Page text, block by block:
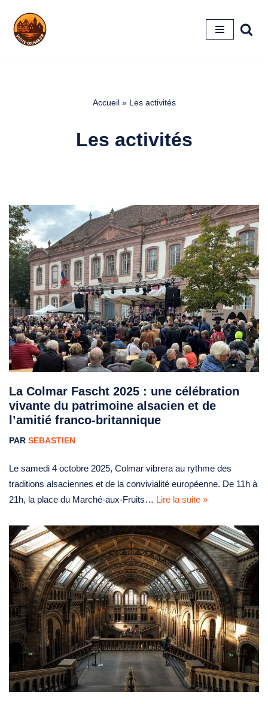
Aller
Accueil» Les activités
Les activités
La Colmar Fascht 2025 : une célébration
vivante du patrimoine alsacien et de
l’amitié franco-britannique
PAR SEBASTIEN
Le samedi 4 octobre 2025, Colmar vibrera au rythme des
traditions alsaciennes et de la convivialité européenne. De 11h à
21h, la place du Marché-aux-Fruits… Lire la suite »